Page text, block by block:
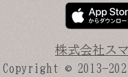
株式会社ス
Copyright © 2013-